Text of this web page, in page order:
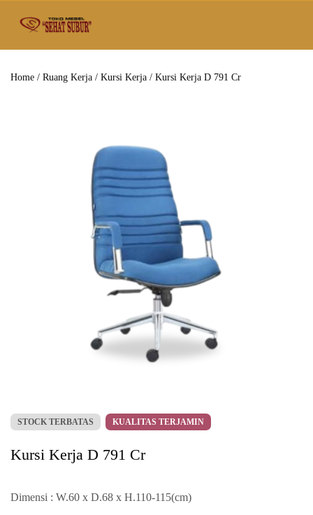
Home / Ruang Kerja / Kursi Kerja / Kursi Kerja D 791 Cr
STOCK TERBATAS KUALITAS TERJAMIN
Kursi Kerja D 791 Cr
Dimensi : W.60 x D.68 x H.110-115(cm)